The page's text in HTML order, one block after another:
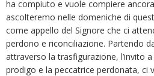
ha compiuto e vuole compiere
ascolteremo nelle domeniche di
come appello del Signore che ci
perdono e riconciliazione. Partendo
attraverso la trasfigurazione, l’invito
prodigo e la peccatrice perdonata, ci